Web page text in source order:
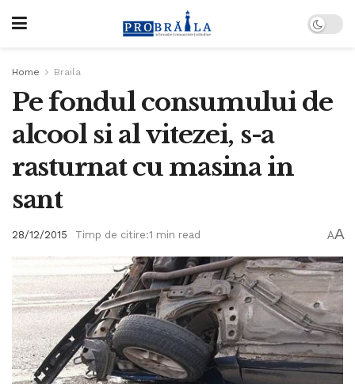
Home Braila
Pe fondul consumului de
alcool si al vitezei, s-a
rasturnat cu masina in
sant
28/12/2015 Timp de citire:1 min read AA